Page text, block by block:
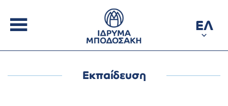
ΕΛ
Εκπαίδευση